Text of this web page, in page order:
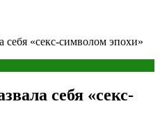
себя «секс-символом эпохи»
себя «секс-